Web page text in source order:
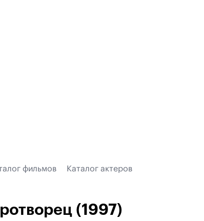
фильмов Каталог актеров
(1997)